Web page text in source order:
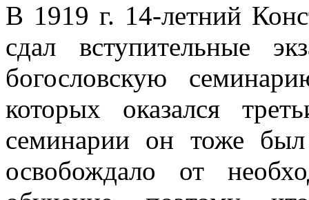
В 1919 г. 14-летний
сдал вступительные
богословскую
которых оказался
семинарии он тоже
освобождало от